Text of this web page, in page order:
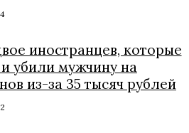
иностранцев, которые
убили мужчину на
из-за 35 тысяч рублей